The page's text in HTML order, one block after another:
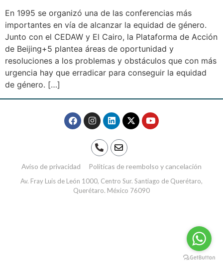
En 1995 se organizó una de las conferencias más
importantes en vía de alcanzar la equidad de género.
Junto con el CEDAW y El Cairo, la Plataforma de Acción
de Beijing+5 plantea áreas de oportunidad y
resoluciones a los problemas y obstáculos que con más
urgencia hay que erradicar para conseguir la equidad
de género. […]
Aviso de privacidad Políticas de reembolso y cancelación
Av. Fray Luis de León 1000, Centro Sur. Santiago de Querétaro,
Querétaro. México 76090